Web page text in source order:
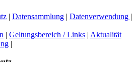
| Datensammlung | Datenverwendung |
| Geltungsbereich / Links | Aktualität
|